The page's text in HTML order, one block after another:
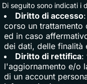
Di seguito sono indicati i
Diritto di accesso
corso un trattamento
ed in caso
dei dati, delle finalità
Diritto di rettifica:
l'aggiornamento e/o
di un account